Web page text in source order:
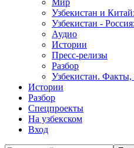
Мир
Узбекистан и
Узбекистан -
Аудио
Истории
Пресс-релизы
Разбор
Узбекистан. Факты,
Истории
Разбор
Спецпроекты
На узбекском
Вход